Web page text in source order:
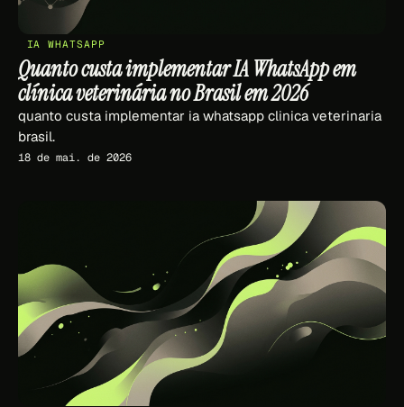
IA WHATSAPP
Quanto custa implementar IA WhatsApp em
clínica veterinária no Brasil em 2026
quanto custa implementar ia whatsapp clinica veterinaria
brasil.
18 de mai. de 2026